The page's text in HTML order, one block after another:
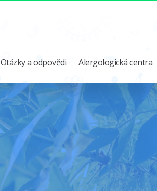
Otázky a odpovědi Alergologická centra